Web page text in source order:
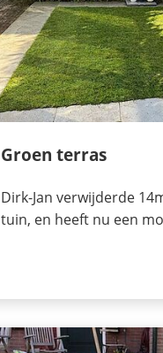
Groen terras
Dirk-Jan verwijderde
tuin, en heeft nu een